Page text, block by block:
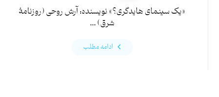
«یک سینمای هایدگری؟» نویسنده: آرش روحی (روزنامۀ
شرق) ...
ادامه مطلب